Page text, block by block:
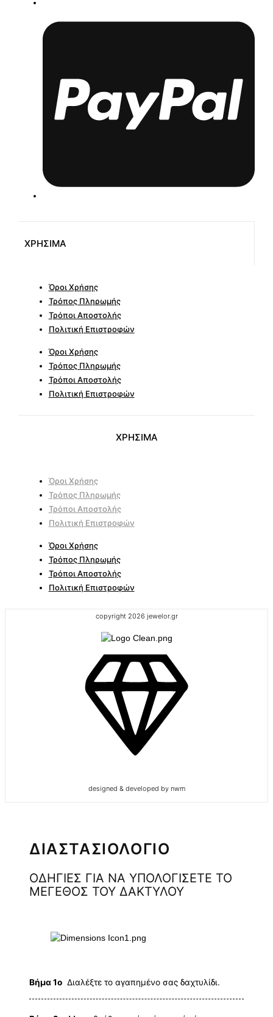
ΧΡΗΣΙΜΑ
Όροι Χρήσης
Τρόπος Πληρωμής
Τρόποι Αποστολής
Πολιτική Επιστροφών
Όροι Χρήσης
Τρόπος Πληρωμής
Τρόποι Αποστολής
Πολιτική Επιστροφών
ΧΡΗΣΙΜΑ
Όροι Χρήσης
Τρόπος Πληρωμής
Τρόποι Αποστολής
Πολιτική Επιστροφών
Όροι Χρήσης
Τρόπος Πληρωμής
Τρόποι Αποστολής
Πολιτική Επιστροφών
copyright 2026 jewelor.gr
designed & developed by nwm
ΔΙΑΣΤΑΣΙΟΛΟΓΙΟ
ΟΔΗΓΙΕΣ ΓΙΑ ΝΑ ΥΠΟΛΟΓΙΣΕΤΕ ΤΟ
ΜΕΓΕΘΟΣ ΤΟΥ ΔΑΚΤΥΛΟΥ
Βήμα 1ο Διαλέξτε το αγαπημένο σας δαχτυλίδι.